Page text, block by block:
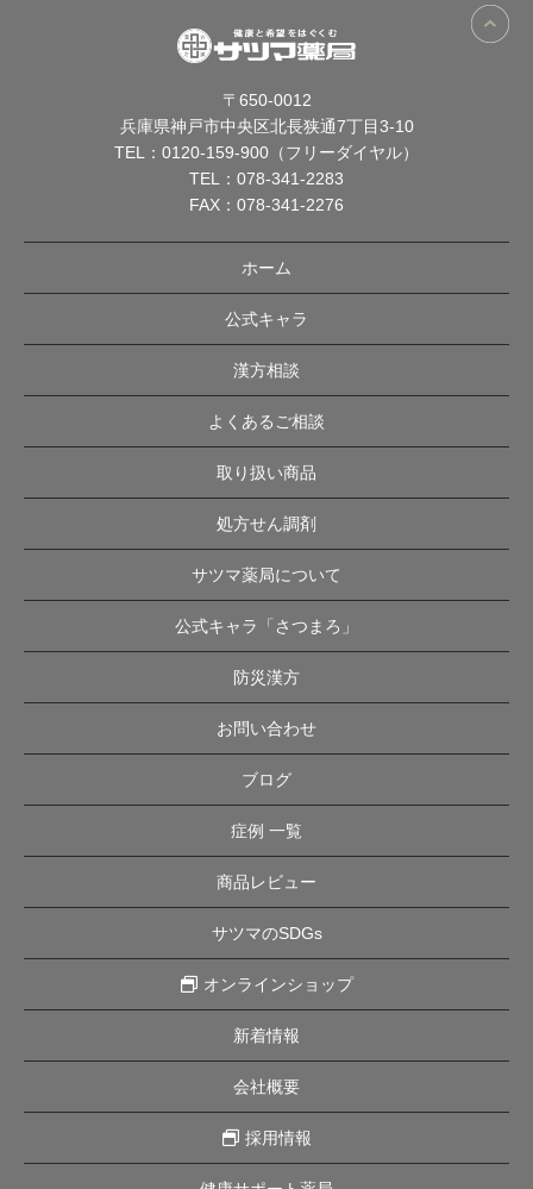
〒650-0012
兵庫県神戸市中央区北長狭通7丁目3-10
TEL： 0120-159-900（フリーダイヤル）
TEL： 078-341-2283
FAX：078-341-2276
ホーム
公式キャラ
漢方相談
よくあるご相談
取り扱い商品
処方せん調剤
サツマ薬局について
公式キャラ「さつまろ」
防災漢方
お問い合わせ
ブログ
症例 一覧
商品レビュー
サツマのSDGs
オンラインショップ
新着情報
会社概要
採用情報